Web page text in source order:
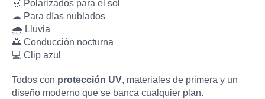
🌞 Polarizados para el sol
☁ Para días nublados
🌧 Lluvia
🌅 Conducción nocturna
💻 Clip azul
Todos con protección UV, materiales de primera y un
diseño moderno que se banca cualquier plan.